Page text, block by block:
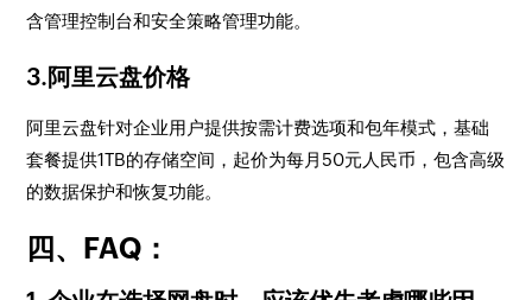
含管理控制台和安全策略管理功能。
3.阿里云盘价格
阿里云盘针对企业用户提供按需计费选项和包年模式，基础
套餐提供1TB的存储空间，起价为每月50元人民币，包含高级
的数据保护和恢复功能。
四、FAQ：